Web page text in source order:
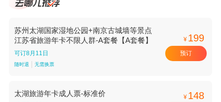
苏州太湖国家湿地公园+南京古城墙等景点
江苏省旅游年卡不限人群-A套餐【A套餐】
可订8月11日
随时退 无需换票
¥ 199
预订
太湖旅游年卡成人票-标准价 ¥ 148